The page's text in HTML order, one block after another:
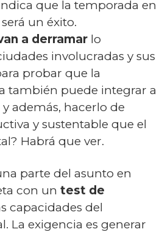
que la temporada en
un éxito.
a derramar lo
involucradas y sus
probar que la
también puede integrar a
además, hacerlo de
y sustentable que el
Habrá que ver.
parte del asunto en
con un test de
capacidades del
La exigencia es generar